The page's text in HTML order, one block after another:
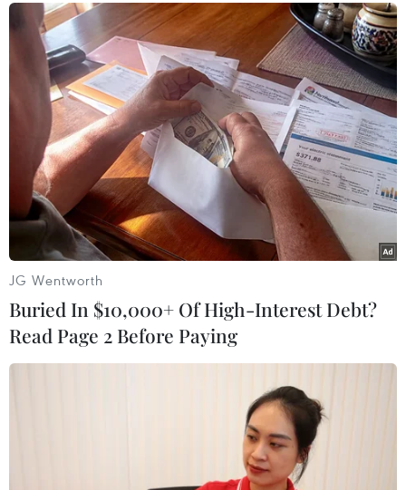
25/10/2017 11:03
Ông Tập Cận Bình tiếp tục được bầu làm Tổng Bí
thư Ban chấp hành Trung ương Đảng Cộng sản
Trung Quốc khóa XIX.
JG Wentworth
Buried In $10,000+ Of High-Interest Debt?
Read Page 2 Before Paying